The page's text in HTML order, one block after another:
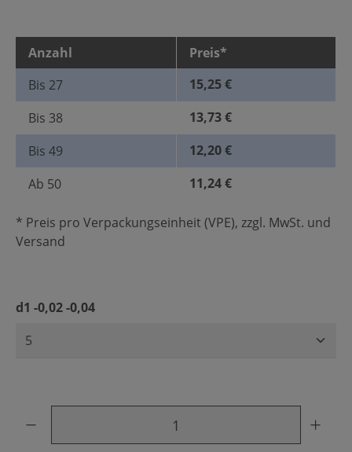
Anzahl
Preis*
Bis 27
15,25 €
Bis 38
13,73 €
Bis 49
12,20 €
Ab 50 11,24 €
* Preis pro Verpackungseinheit (VPE), zzgl. MwSt. und
Versand
d1 -0,02 -0,04auswählen